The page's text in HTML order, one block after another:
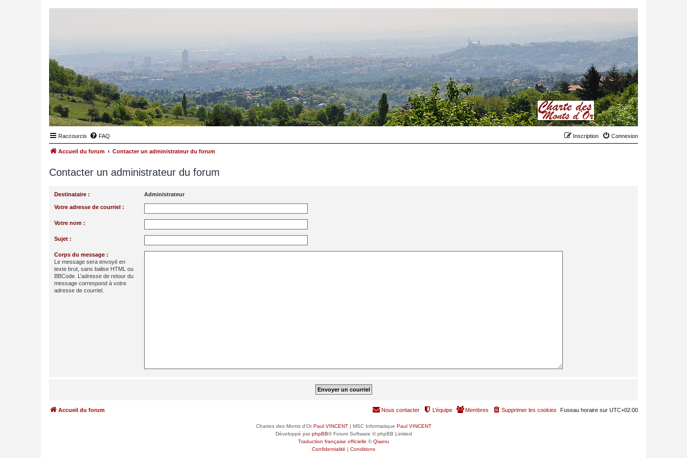
Raccourcis FAQ Connexion
Inscription
Accueil du forum Contacter un administrateur du forum
Contacter un administrateur du forum
Destinataire : Administrateur
Votre adresse de courriel :
Votre nom :
Sujet :
Corps du message :
Le message sera envoyé en
texte brut, sans balise HTML ou
BBCode. L’adresse de retour du
message correspond à votre
adresse de courriel.
Accueil du forum Fuseau horaire sur UTC+02:00
Supprimer les cookies
Membres
L’équipe
Nous contacter
Chartes des Monts d'OrPaul VINCENT| MSC Informatique Paul VINCENT
Développé parphpBB® Forum Software © phpBB Limited
Traduction française officielle ©Qiaeru
Confidentialité | Conditions